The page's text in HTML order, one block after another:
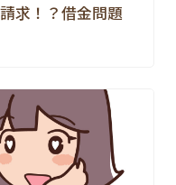
求！？借金問題